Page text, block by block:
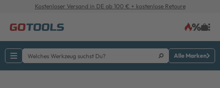
Kostenloser Versand in DE ab 100 € + kostenlose Retoure
Alle Marken